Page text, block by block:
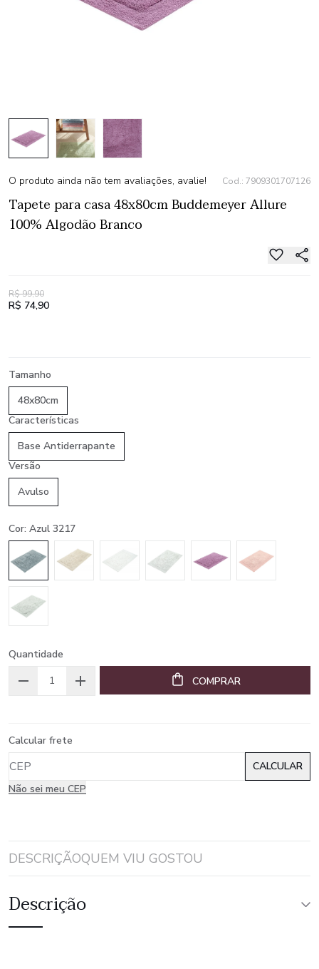
O produto ainda não tem avaliações, avalie! Cod.: 7909301707126
Tapete para casa 48x80cm Buddemeyer Allure
100% Algodão Branco
R$ 99,90
R$ 74,90
Tamanho
48x80cm
Características
Base Antiderrapante
Versão
Avulso
Cor: Azul 3217
Quantidade
COMPRAR
Calcular frete
Não sei meu CEP
DESCRIÇÃOQUEM VIU GOSTOU
Descrição